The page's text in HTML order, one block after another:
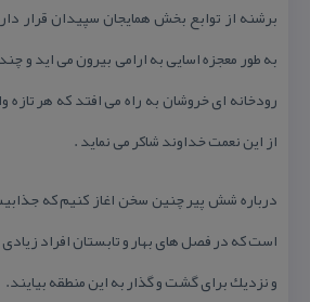
برشنه از توابع بخش همایجان سپیدان قرار
به طور معجزه اسایی به ارامی بیرون می اید و
رودخانه ای خروشان به راه می افتد كه هر
از این نعمت خداوند شاكر می نماید .
درباره شش پیر چنین سخن اغاز كنیم كه
است كه در فصل های بهار و تابستان افراد
و نزدیك برای گشت و گذار به این منطقه بیایند.